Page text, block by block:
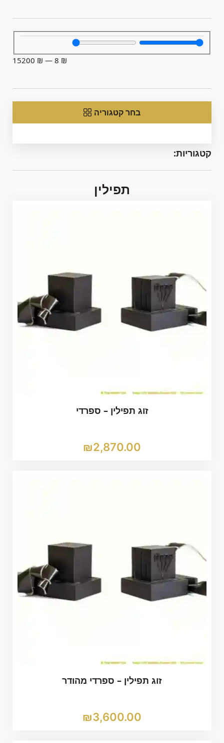
₪
8
—
₪
15200
בחר קטגוריה
קטגוריות:
תפילין
זוג תפילין – ספרדי
₪2,870.00
זוג תפילין – ספרדי מהודר
₪3,600.00